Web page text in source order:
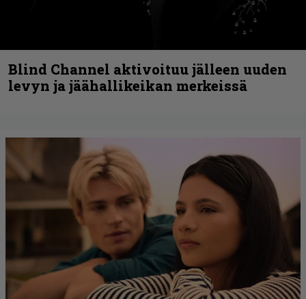
Blind Channel aktivoituu jälleen uuden
levyn ja jäähallikeikan merkeissä